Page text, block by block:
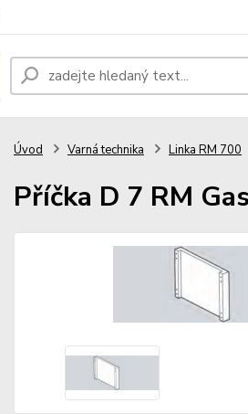
Úvod Varná technika Linka RM 700
Příčka D 7 RM